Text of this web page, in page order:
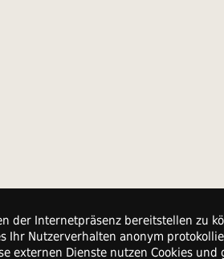
der Internetpräsenz bereitstellen zu
Ihr Nutzerverhalten anonym
externen Dienste nutzen Cookies